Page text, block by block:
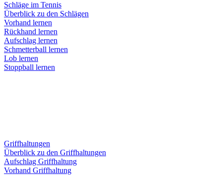
Schläge im Tennis
Überblick zu den Schlägen
Vorhand lernen
Rückhand lernen
Aufschlag lernen
Schmetterball lernen
Lob lernen
Stoppball lernen
Griffhaltungen
Überblick zu den Griffhaltungen
Aufschlag Griffhaltung
Vorhand Griffhaltung